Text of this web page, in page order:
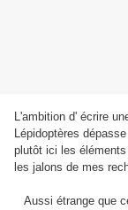
L'ambition d' écrire
Lépidoptères
plutôt ici les
les jalons de mes
Aussi étrange que